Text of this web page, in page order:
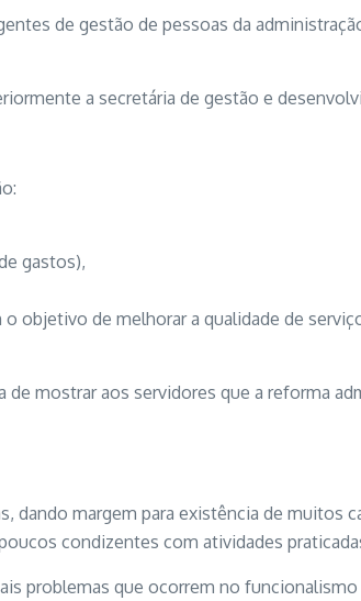
de gestão de pessoas da
a secretária de gestão e
gastos),
objetivo de melhorar a qualidade de
mostrar aos servidores que a reforma
dando margem para existência de muitos
condizentes com atividades
problemas que ocorrem no